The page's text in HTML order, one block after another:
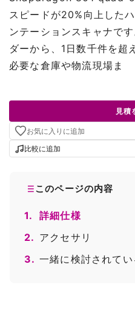
スピードが20%向上した
ンテーションスキャナで
ダーから、1日数千件を超
必要な倉庫や物流現場ま
見積
お気に入りに追加
比較に追加
このページの内容
1.
詳細仕様
2. アクセサリ
3. 一緒に検討されてい